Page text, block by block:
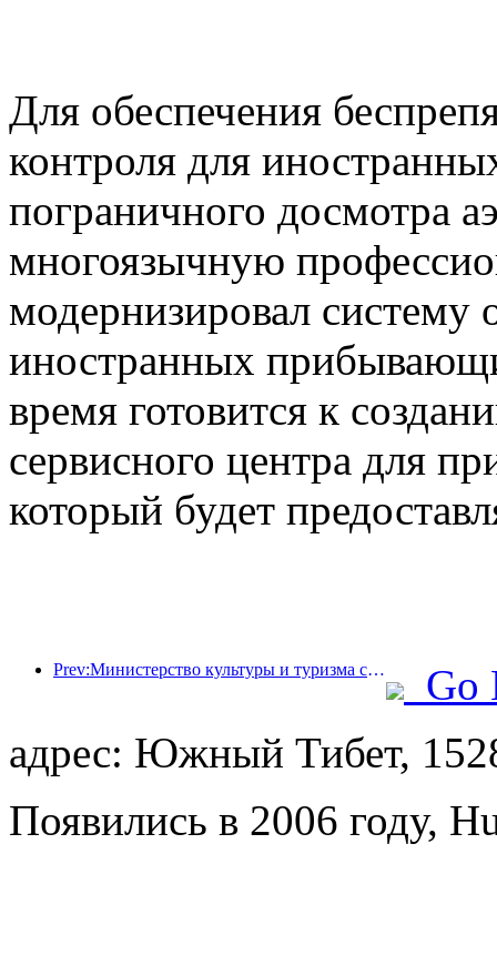
Для обеспечения
контроля для
пограничного досмотра
многоязычную
модернизировал систему
иностранных
время готовится к
сервисного центра для
который будет
Prev:Министерство культуры и туризма сообщило, что в 2025 году 16 994 достопримечательности категории А посетили 7,51 миллиарда человек, что принесло доход от туризма в размере 554,49 миллиарда юаней.
Go
адрес: Южный Тибет,
Появились в 2006 году,